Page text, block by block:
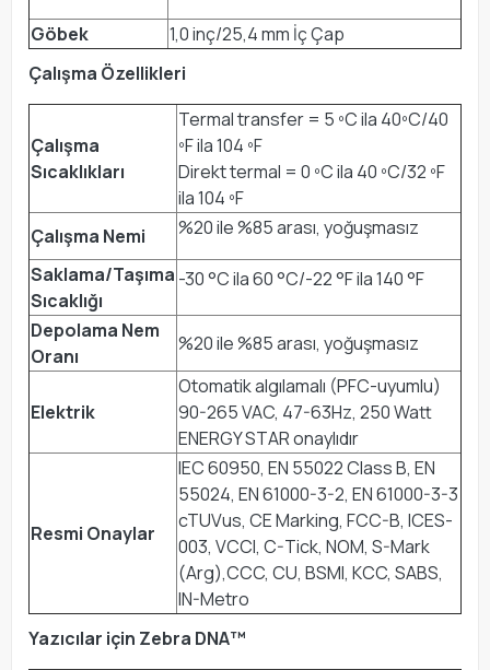
Göbek
1,0 inç/25,4 mm İç Çap
Çalışma Özellikleri
Çalışma
Sıcaklıkları
Termal transfer = 5 ºC ila 40ºC/40
ºF ila 104 ºF
Direkt termal = 0 ºC ila 40 ºC/32 ºF
ila 104 ºF
Çalışma Nemi
%20 ile %85 arası, yoğuşmasız
Saklama/Taşıma
Sıcaklığı
-30 °C ila 60 °C/-22 °F ila 140 °F
Depolama Nem
Oranı
%20 ile %85 arası, yoğuşmasız
Elektrik
Otomatik algılamalı (PFC-uyumlu)
90-265 VAC, 47-63Hz, 250 Watt
ENERGY STAR onaylıdır
Resmi Onaylar
IEC 60950, EN 55022 Class B, EN
55024, EN 61000-3-2, EN 61000-3-3
cTUVus, CE Marking, FCC-B, ICES-
003, VCCI, C-Tick, NOM, S-Mark
(Arg),CCC, CU, BSMI, KCC, SABS,
IN-Metro
Yazıcılar için Zebra DNA™